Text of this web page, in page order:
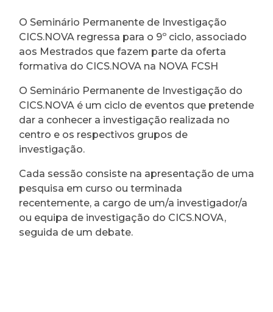
O Seminário Permanente de Investigação
CICS.NOVA regressa para o 9º ciclo, associado
aos Mestrados que fazem parte da oferta
formativa do CICS.NOVA na NOVA FCSH
O Seminário Permanente de Investigação do
CICS.NOVA é um ciclo de eventos que pretende
dar a conhecer a investigação realizada no
centro e os respectivos grupos de
investigação.
Cada sessão consiste na apresentação de uma
pesquisa em curso ou terminada
recentemente, a cargo de um/a investigador/a
ou equipa de investigação do CICS.NOVA,
seguida de um debate.